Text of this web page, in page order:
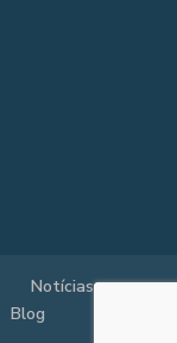
Notícias
Blog